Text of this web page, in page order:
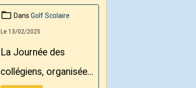
Dans Golf Scolaire
Le 13/02/2025
La Journée des
collégiens, organisée